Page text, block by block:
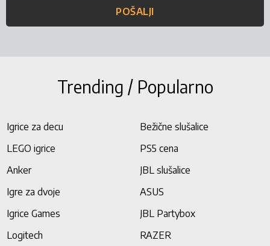
POŠALJI
Trending / Popularno
Igrice za decu
Bežične slušalice
LEGO igrice
PS5 cena
Anker
JBL slušalice
Igre za dvoje
ASUS
Igrice Games
JBL Partybox
Logitech
RAZER